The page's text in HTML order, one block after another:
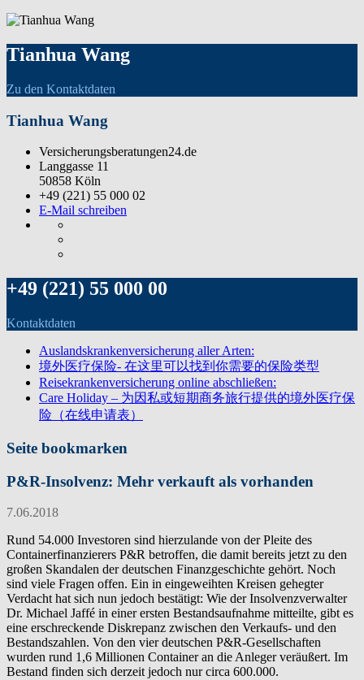
Tianhua Wang
Zu den Kontaktdaten
Tianhua Wang
Versicherungsberatungen24.de
Langgasse 11
50858 Köln
+49 (221) 55 000 02
E-Mail schreiben
+49 (221) 55 000 00
Kontaktdaten
Auslandskrankenversicherung aller Arten:
境外医疗保险- 在这里可以找到你需要的保险类型
Reisekrankenversicherung online abschließen:
Care Holiday – 为因私或短期商务旅行提供的境外医疗保
险（在线申请表）
Seite bookmarken
P&R-Insolvenz: Mehr verkauft als vorhanden
7.06.2018
Rund 54.000 Investoren sind hierzulande von der Pleite des
Containerfinanzierers P&R betroffen, die damit bereits jetzt zu den
großen Skandalen der deutschen Finanzgeschichte gehört. Noch
sind viele Fragen offen. Ein in eingeweihten Kreisen gehegter
Verdacht hat sich nun jedoch bestätigt: Wie der Insolvenzverwalter
Dr. Michael Jaffé in einer ersten Bestandsaufnahme mitteilte, gibt es
eine erschreckende Diskrepanz zwischen den Verkaufs- und den
Bestandszahlen. Von den vier deutschen P&R-Gesellschaften
wurden rund 1,6 Millionen Container an die Anleger veräußert. Im
Bestand finden sich derzeit jedoch nur circa 600.000.